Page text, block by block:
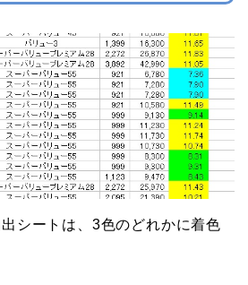
シートは、3色のどれかに着色